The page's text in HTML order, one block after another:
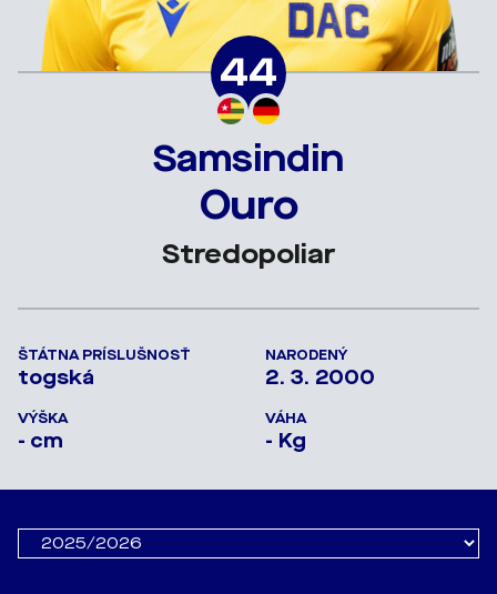
44
Samsindin
Ouro
Stredopoliar
ŠTÁTNA PRÍSLUŠNOSŤ
togská
NARODENÝ
2. 3. 2000
VÝŠKA
- cm
VÁHA
- Kg